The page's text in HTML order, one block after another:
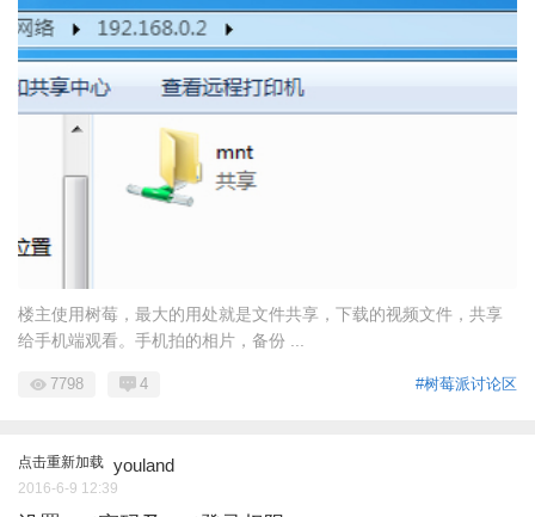
楼主使用树莓，最大的用处就是文件共享，下载的视频文件，共享
给手机端观看。手机拍的相片，备份 ...
#树莓派讨论区
7798 4
点击重新加载 youland
2016-6-9 12:39